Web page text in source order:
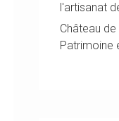
l'artisanat
Château de
Patrimoine